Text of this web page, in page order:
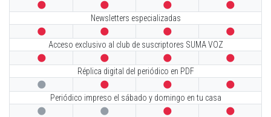
   
Newsletters especializadas
   
Acceso exclusivo al club de suscriptores SUMA VOZ
   
Réplica digital del periódico en PDF
   
Periódico impreso el sábado y domingo en tu casa
   